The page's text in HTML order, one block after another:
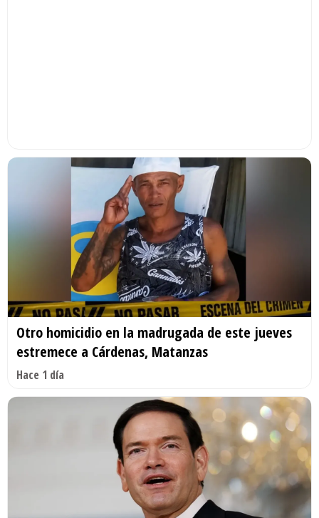
Otro homicidio en la madrugada de este jueves
estremece a Cárdenas, Matanzas
Hace 1 día